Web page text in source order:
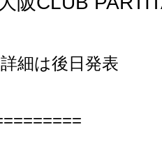
細は後日発表